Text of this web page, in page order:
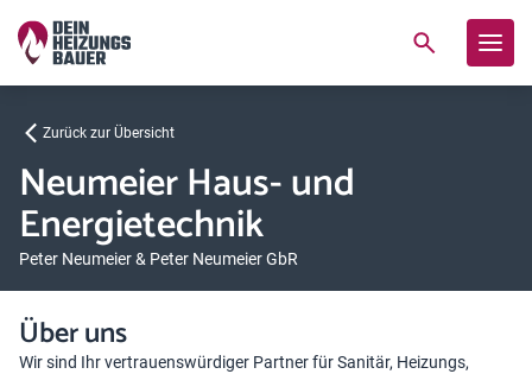
Zurück zur Übersicht
Neumeier Haus- und
Energietechnik
Peter Neumeier & Peter Neumeier GbR
Über uns
Wir sind Ihr vertrauenswürdiger Partner für Sanitär, Heizungs,